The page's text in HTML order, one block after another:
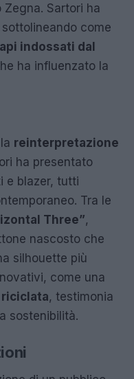
Zegna. Sartori ha
come
indossati dal
ha influenzato la
reinterpretazione
ha presentato
e blazer, tutti
Tra le
Three”,
nascosto che
silhouette più
come una
, testimonia
sostenibilità.